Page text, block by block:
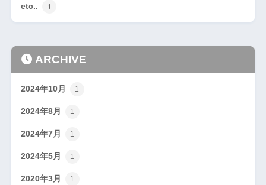
etc.. 1
ARCHIVE
2024年10月 1
2024年8月 1
2024年7月 1
2024年5月 1
2020年3月 1